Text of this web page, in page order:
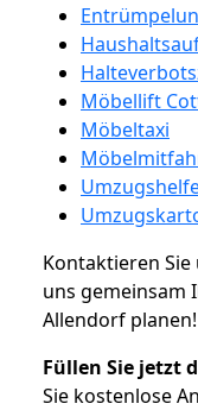
Möbellift
Möbeltaxi
Kontaktieren Sie
uns gemeinsam
Allendorf planen!
Füllen Sie jetzt
Sie kostenlose